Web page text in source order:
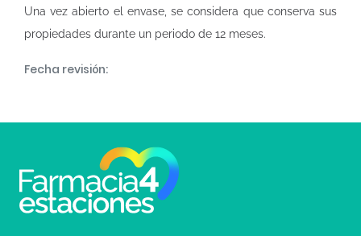
Una vez abierto el envase, se considera que conserva sus
propiedades durante un periodo de 12 meses.
Fecha revisión: